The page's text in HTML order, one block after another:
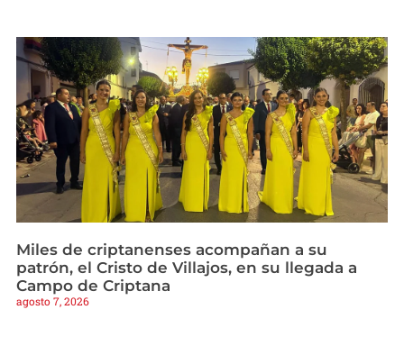
Miles de criptanenses acompañan a su
patrón, el Cristo de Villajos, en su llegada a
Campo de Criptana
agosto 7, 2026